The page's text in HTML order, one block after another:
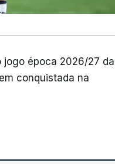
época 2026/27 da I
conquistada na